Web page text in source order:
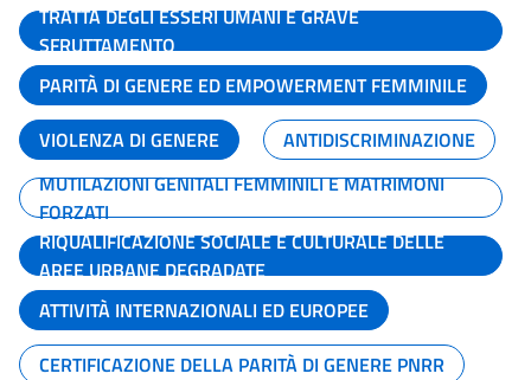
TRATTA DEGLI ESSERI UMANI E GRAVE
SFRUTTAMENTO
PARITÀ DI GENERE ED EMPOWERMENT FEMMINILE
VIOLENZA DI GENERE
ANTIDISCRIMINAZIONE
MUTILAZIONI GENITALI FEMMINILI E MATRIMONI
FORZATI
RIQUALIFICAZIONE SOCIALE E CULTURALE DELLE
AREE URBANE DEGRADATE
ATTIVITÀ INTERNAZIONALI ED EUROPEE
CERTIFICAZIONE DELLA PARITÀ DI GENERE PNRR